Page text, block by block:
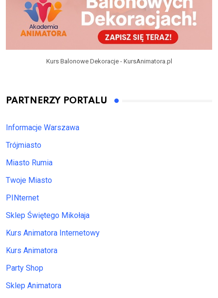
Kurs Balonowe Dekoracje - KursAnimatora.pl
PARTNERZY PORTALU
Informacje Warszawa
Trójmiasto
Miasto Rumia
Twoje Miasto
PINternet
Sklep Świętego Mikołaja
Kurs Animatora Internetowy
Kurs Animatora
Party Shop
Sklep Animatora